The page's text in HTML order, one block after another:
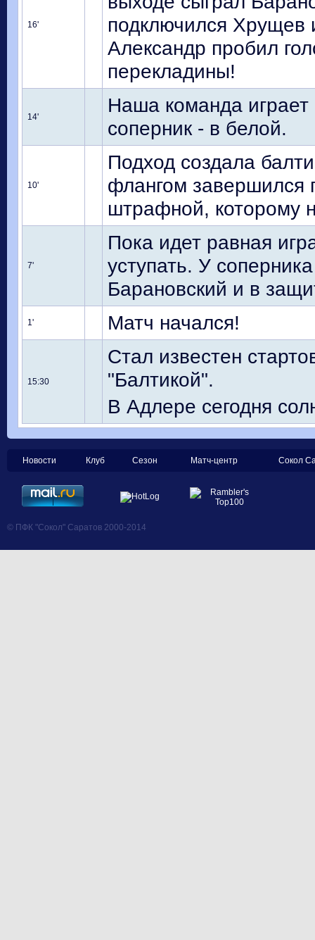
16'
подключился Хрущев
Александр пробил
перекладины!
14'
Наша команда
соперник - в белой.
10'
Подход создала
флангом завершился
штрафной, которому
7'
Пока идет равная
уступать. У
Барановский и в
1' Матч начался!
15:30
Стал известен
"Балтикой".
В Адлере сегодня
Новости Клуб Сезон Матч-центр Сокол
© ПФК "Сокол" Саратов 2000-2014